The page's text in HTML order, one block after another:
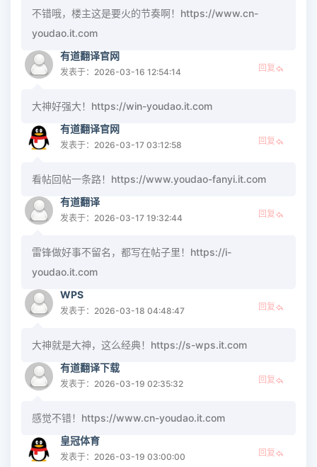
不错哦，楼主这是要火的节奏啊！https://www.cn-
youdao.it.com
有道翻译官网
发表于：2026-03-16 12:54:14 回复
大神好强大！https://win-youdao.it.com
有道翻译官网
发表于：2026-03-17 03:12:58 回复
看帖回帖一条路！https://www.youdao-fanyi.it.com
有道翻译
发表于：2026-03-17 19:32:44 回复
雷锋做好事不留名，都写在帖子里！https://i-
youdao.it.com
WPS
发表于：2026-03-18 04:48:47 回复
大神就是大神，这么经典！https://s-wps.it.com
有道翻译下载
发表于：2026-03-19 02:35:32 回复
感觉不错！https://www.cn-youdao.it.com
皇冠体育
发表于：2026-03-19 03:00:00 回复